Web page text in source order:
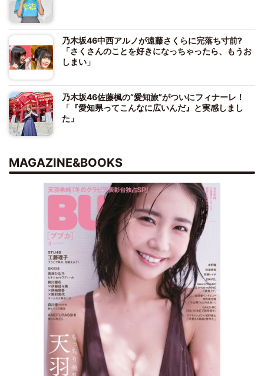
乃木坂46中西アルノが遠藤さくらに完落ち寸前?
「さくさんのことを好きになっちゃったら、もうお
しまい」
乃木坂46佐藤楓の“愛知旅”がついにフィナーレ！
「『愛知県ってこんなに広いんだ』と実感しまし
た」
MAGAZINE&BOOKS